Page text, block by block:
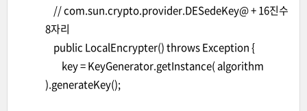
// com.sun.crypto.provider.DESedeKey@ + 16진수
8자리
public LocalEncrypter() throws Exception {
key = KeyGenerator.getInstance( algorithm
).generateKey();